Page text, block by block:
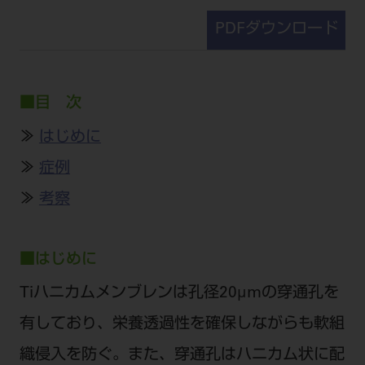
PDFダウンロード
■目 次
≫
はじめに
≫ 症例
≫ 考察
■はじめに
Tiハニカムメンブレンは孔径20μmの穿通孔を
有しており、栄養透過性を確保しながらも軟組
織侵入を防ぐ。また、穿通孔はハニカム状に配
CADデータ
添付文書の電子化
オンラインカタログ InternetDO
モリタ友の会無料会員登録
モリタに対するご意見・お問い合わせ
お客様の声への取り組み
商品感動体験
BLOG
Q&A
無料会員のご案内
会員登録
ログイン
はじめての方へ
pdとは
DMR（ディーエムアール）
特集
支店営業所
SNS
ビバリーくんLINEスタンプ
ショールーム
全国のショールーム
宮城
Dental Plaza Tokyo
MDSCについて
Digital Seminar